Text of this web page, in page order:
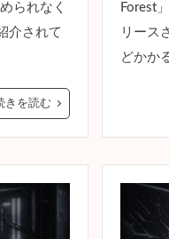
られなく
介されて
きを読む
Forest
リース
どかか